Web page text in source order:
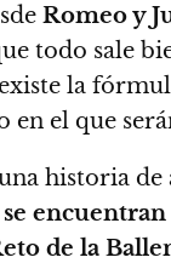
Romeo y
sale
la
el que
historia
de la